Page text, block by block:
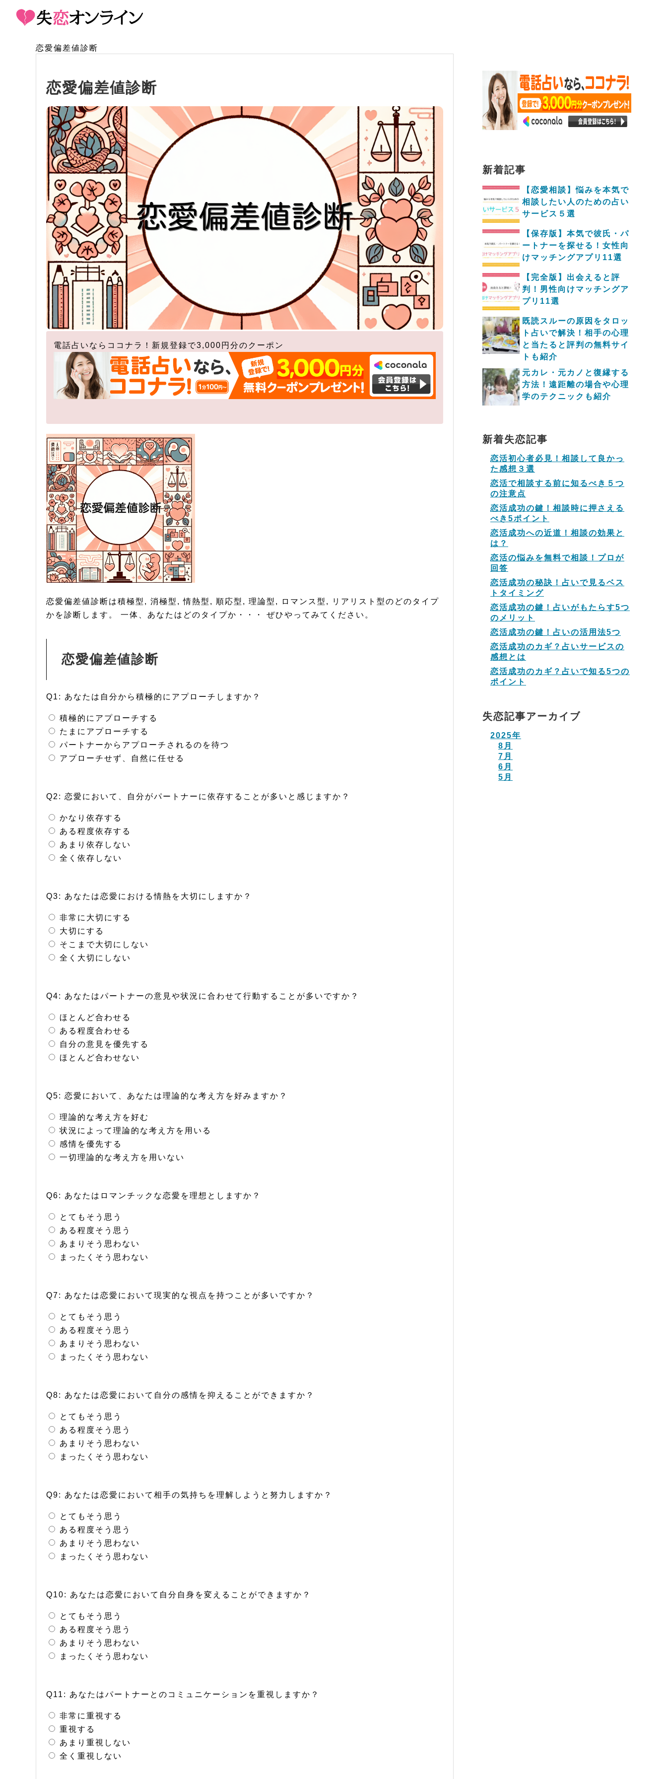
恋愛偏差値診断
恋愛偏差値診断
電話占いならココナラ！新規登録で3,000円分のクーポン
恋愛偏差値診断は積極型, 消極型, 情熱型, 順応型, 理論型, ロマンス型, リアリスト型のどのタイプ
かを診断します。 一体、あなたはどのタイプか・・・ ぜひやってみてください。
恋愛偏差値診断
Q1: あなたは自分から積極的にアプローチしますか？
積極的にアプローチする
たまにアプローチする
パートナーからアプローチされるのを待つ
アプローチせず、自然に任せる
Q2: 恋愛において、自分がパートナーに依存することが多いと感じますか？
かなり依存する
ある程度依存する
あまり依存しない
全く依存しない
Q3: あなたは恋愛における情熱を大切にしますか？
非常に大切にする
大切にする
そこまで大切にしない
全く大切にしない
Q4: あなたはパートナーの意見や状況に合わせて行動することが多いですか？
ほとんど合わせる
ある程度合わせる
自分の意見を優先する
ほとんど合わせない
Q5: 恋愛において、あなたは理論的な考え方を好みますか？
理論的な考え方を好む
状況によって理論的な考え方を用いる
感情を優先する
一切理論的な考え方を用いない
Q6: あなたはロマンチックな恋愛を理想としますか？
とてもそう思う
ある程度そう思う
あまりそう思わない
まったくそう思わない
Q7: あなたは恋愛において現実的な視点を持つことが多いですか？
とてもそう思う
ある程度そう思う
あまりそう思わない
まったくそう思わない
Q8: あなたは恋愛において自分の感情を抑えることができますか？
とてもそう思う
ある程度そう思う
あまりそう思わない
まったくそう思わない
Q9: あなたは恋愛において相手の気持ちを理解しようと努力しますか？
とてもそう思う
ある程度そう思う
あまりそう思わない
まったくそう思わない
Q10: あなたは恋愛において自分自身を変えることができますか？
とてもそう思う
ある程度そう思う
あまりそう思わない
まったくそう思わない
Q11: あなたはパートナーとのコミュニケーションを重視しますか？
非常に重視する
重視する
あまり重視しない
全く重視しない
新着記事
【恋愛相談】悩みを本気で
相談したい人のための占い
サービス５選
【保存版】本気で彼氏・パ
ートナーを探せる！女性向
けマッチングアプリ11選
【完全版】出会えると評
判！男性向けマッチングア
プリ11選
既読スルーの原因をタロッ
ト占いで解決！相手の心理
と当たると評判の無料サイ
トも紹介
元カレ・元カノと復縁する
方法！遠距離の場合や心理
学のテクニックも紹介
新着失恋記事
恋活初心者必見！相談して良かっ
た感想３選
恋活で相談する前に知るべき５つ
の注意点
恋活成功の鍵！相談時に押さえる
べき5ポイント
恋活成功への近道！相談の効果と
は？
恋活の悩みを無料で相談！プロが
回答
恋活成功の秘訣！占いで見るベス
トタイミング
恋活成功の鍵！占いがもたらす5つ
のメリット
恋活成功の鍵！占いの活用法5つ
恋活成功のカギ？占いサービスの
感想とは
恋活成功のカギ？占いで知る5つの
ポイント
失恋記事アーカイブ
2025年
8月
7月
6月
5月